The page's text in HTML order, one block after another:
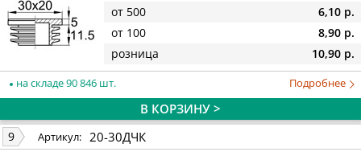
от 500
6,10 р.
от 100
8,90 р.
розница
10,90 р.
на складе 90 846 шт. Подробнее
В КОРЗИНУ >
9 Артикул: 20-30ДЧК